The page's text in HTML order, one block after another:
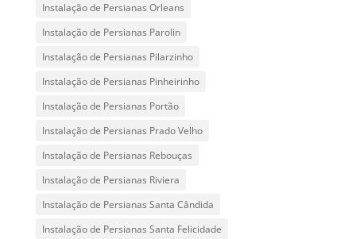
Instalação de Persianas Orleans
Instalação de Persianas Parolin
Instalação de Persianas Pilarzinho
Instalação de Persianas Pinheirinho
Instalação de Persianas Portão
Instalação de Persianas Prado Velho
Instalação de Persianas Rebouças
Instalação de Persianas Riviera
Instalação de Persianas Santa Cândida
Instalação de Persianas Santa Felicidade